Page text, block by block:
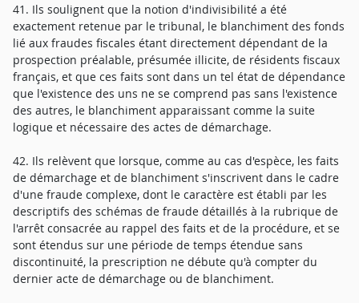
41. Ils soulignent que la notion d'indivisibilité a été
exactement retenue par le tribunal, le blanchiment des fonds
lié aux fraudes fiscales étant directement dépendant de la
prospection préalable, présumée illicite, de résidents fiscaux
français, et que ces faits sont dans un tel état de dépendance
que l'existence des uns ne se comprend pas sans l'existence
des autres, le blanchiment apparaissant comme la suite
logique et nécessaire des actes de démarchage.
42. Ils relèvent que lorsque, comme au cas d'espèce, les faits
de démarchage et de blanchiment s'inscrivent dans le cadre
d'une fraude complexe, dont le caractère est établi par les
descriptifs des schémas de fraude détaillés à la rubrique de
l'arrêt consacrée au rappel des faits et de la procédure, et se
sont étendus sur une période de temps étendue sans
discontinuité, la prescription ne débute qu'à compter du
dernier acte de démarchage ou de blanchiment.